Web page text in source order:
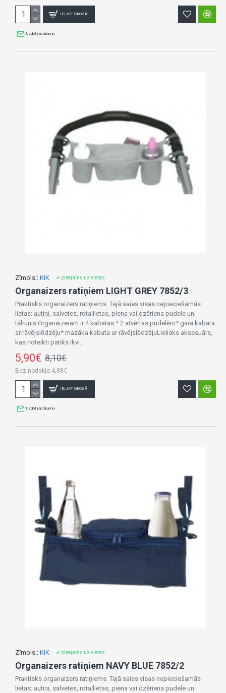
IELIKT GROZĀ
Uzdot jautājumu
Zīmols:: KIK ✔ pieejams uz vietas
Organaizers ratiņiem LIGHT GREY 7852/3
Praktisks organaizers ratiņiems. Tajā saies visas nepieciešamās
lietas: autiņi, salvetes, rotaļlietas, piena vai dzēriena pudele un
tālrunis.Organaizeram ir 4 kabatas:* 2 atvērtas pudelēm* gara kabata
ar rāvējslēdzēju* mazāka kabata ar rāvējslēdzējuLielisks aksesuārs,
kas noteikti patiks ikvi..
5,90€ 8,10€
Bez nodokļa:4,88€
IELIKT GROZĀ
Uzdot jautājumu
Zīmols:: KIK ✔ pieejams uz vietas
Organaizers ratiņiem NAVY BLUE 7852/2
Praktisks organaizers ratiņiems. Tajā saies visas nepieciešamās
lietas: autiņi, salvetes, rotaļlietas, piena vai dzēriena pudele un